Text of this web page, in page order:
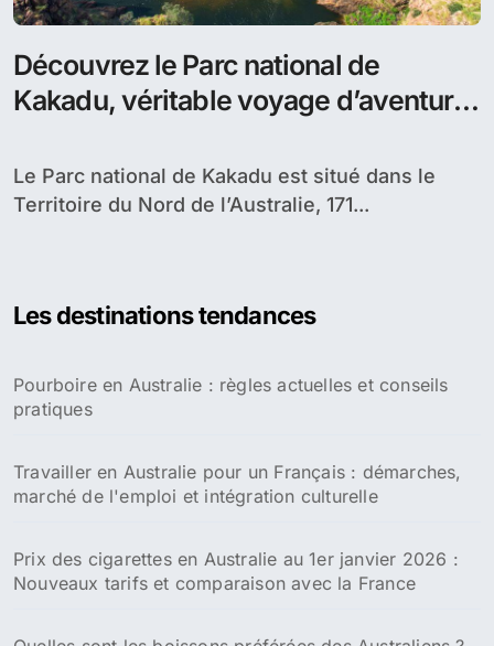
Découvrez le Parc national de
Kakadu, véritable voyage d’aventure
l’Australie
Le Parc national de Kakadu est situé dans le
Territoire du Nord de l’Australie, 171...
Les destinations tendances
Pourboire en Australie : règles actuelles et conseils
pratiques
Travailler en Australie pour un Français : démarches,
marché de l'emploi et intégration culturelle
Prix des cigarettes en Australie au 1er janvier 2026 :
Nouveaux tarifs et comparaison avec la France